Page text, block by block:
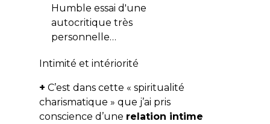
Humble essai d'une
autocritique très
personnelle…
Intimité et intériorité
+ C’est dans cette « spiritualité
charismatique » que j’ai pris
conscience d’une relation intime